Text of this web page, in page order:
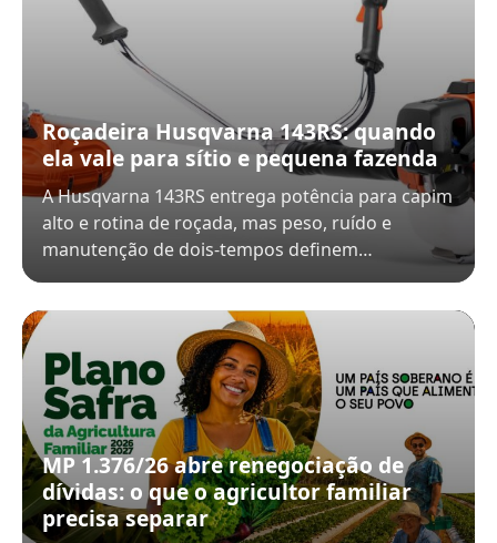
Roçadeira Husqvarna 143RS: quando
ela vale para sítio e pequena fazenda
A Husqvarna 143RS entrega potência para capim
alto e rotina de roçada, mas peso, ruído e
manutenção de dois-tempos definem…
MP 1.376/26 abre renegociação de
dívidas: o que o agricultor familiar
precisa separar